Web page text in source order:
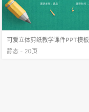
可爱立体剪纸教学课件PPT模板
静态 - 20页